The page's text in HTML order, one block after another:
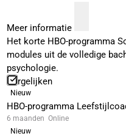
Meer informatie
Het korte HBO-programma
modules uit de volledige
psychologie.
Vergelijken
Nieuw
HBO-programma
6 maanden Online
Nieuw